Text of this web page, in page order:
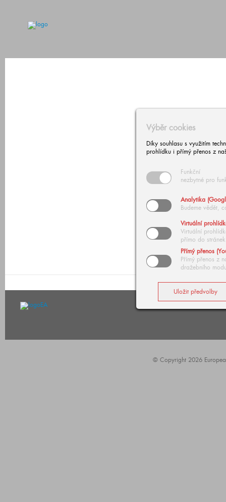
Výběr cookies
Díky souhlasu s využitím
prohlídku i přímý přenos z
Funkční
nezbytné pro
Analytika
Budeme vědět,
Virtuální
Virtuální
přímo do stránek
Přímý přenos
Přímý přenos z
dražebního
© Copyright 2026